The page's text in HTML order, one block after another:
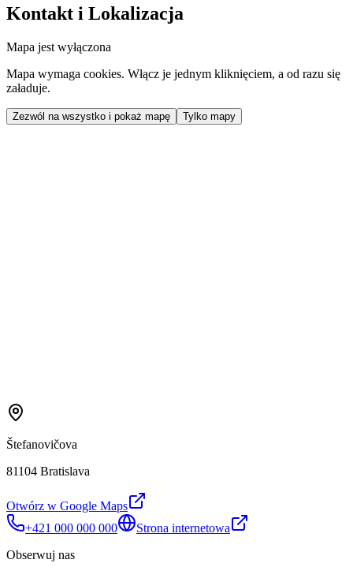
Kontakt i Lokalizacja
Mapa jest wyłączona
Mapa wymaga cookies. Włącz je jednym kliknięciem, a od razu się
załaduje.
Zezwól na wszystko i pokaż mapę Tylko mapy
Štefanovičova
81104 Bratislava
Otwórz w Google Maps
+421 000 000 000
Strona internetowa
Obserwuj nas